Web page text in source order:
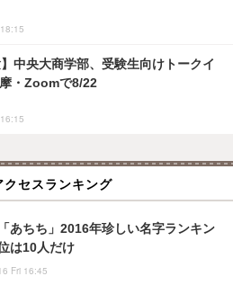
】中央大商学部、受験生向けトークイ
・Zoomで8/22
クセスランキング
あちち」2016年珍しい名字ランキン
は10人だけ
Fri 16:45